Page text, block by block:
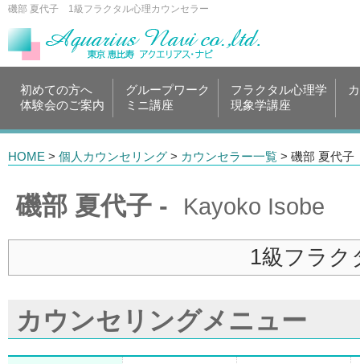
磯部 夏代子 1級フラクタル心理カウンセラー
初めての方へ
体験会のご案内
グループワーク
ミニ講座
フラクタル心理学
現象学講座
HOME > 個人カウンセリング > カウンセラー一覧 > 磯部 夏代子
磯部 夏代子 - Kayoko Isobe
1級フラク
カウンセリングメニュー